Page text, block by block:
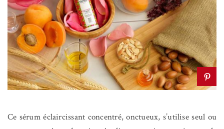
Ce sérum éclaircissant concentré, onctueux, s’utilise seul ou